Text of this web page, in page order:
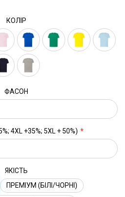
КОЛІР
ФАСОН
4XL +35%; 5XL + 50%)
ЯКІСТЬ
ПРЕМІУМ (БІЛІ/ЧОРНІ)